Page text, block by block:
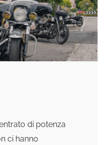
di potenza
ci hanno